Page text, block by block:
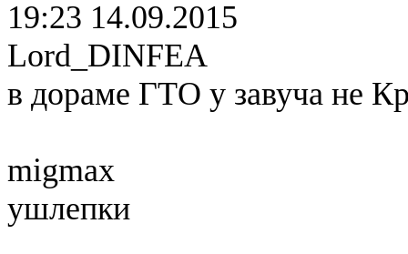
19:23 14.09.2015
Lord_DINFEA
в дораме ГТО у завуча не
migmax
ушлепки